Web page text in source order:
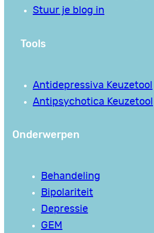
Stuur je blog in
Tools
Antidepressiva Keuzetool
Antipsychotica Keuzetool
Onderwerpen
Behandeling
Bipolariteit
Depressie
GEM